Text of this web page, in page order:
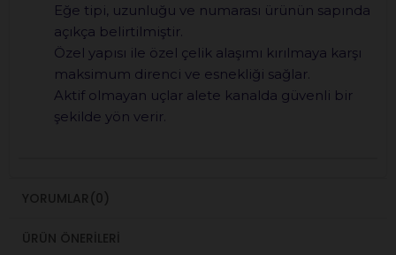
Eğe tipi, uzunluğu ve numarası ürünün sapında
açıkça belirtilmiştir.
Özel yapısı ile özel çelik alaşımı kırılmaya karşı
maksimum direnci ve esnekliği sağlar.
Aktif olmayan uçlar alete kanalda güvenli bir
şekilde yön verir.
YORUMLAR (0)
ÜRÜN ÖNERILERI